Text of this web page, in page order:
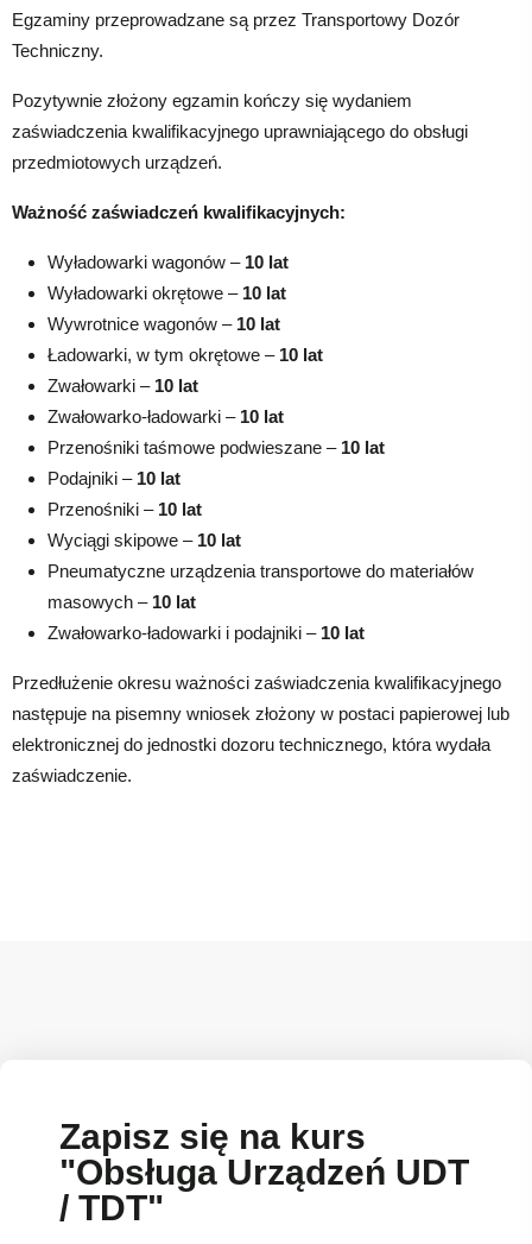
Egzaminy przeprowadzane są przez Transportowy Dozór
Techniczny.
Pozytywnie złożony egzamin kończy się wydaniem
zaświadczenia kwalifikacyjnego uprawniającego do obsługi
przedmiotowych urządzeń.
Ważność zaświadczeń kwalifikacyjnych:
Wyładowarki wagonów – 10 lat
Wyładowarki okrętowe – 10 lat
Wywrotnice wagonów – 10 lat
Ładowarki, w tym okrętowe – 10 lat
Zwałowarki –10 lat
Zwałowarko-ładowarki – 10 lat
Przenośniki taśmowe podwieszane – 10 lat
Podajniki –10 lat
Przenośniki – 10 lat
Wyciągi skipowe – 10 lat
Pneumatyczne urządzenia transportowe do materiałów
masowych – 10 lat
Zwałowarko-ładowarki i podajniki – 10 lat
Przedłużenie okresu ważności zaświadczenia kwalifikacyjnego
następuje na pisemny wniosek złożony w postaci papierowej lub
elektronicznej do jednostki dozoru technicznego, która wydała
zaświadczenie.
Zapisz się na kurs
"Obsługa Urządzeń UDT
/ TDT"